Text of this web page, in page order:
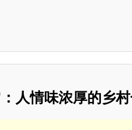
人情味浓厚的乡